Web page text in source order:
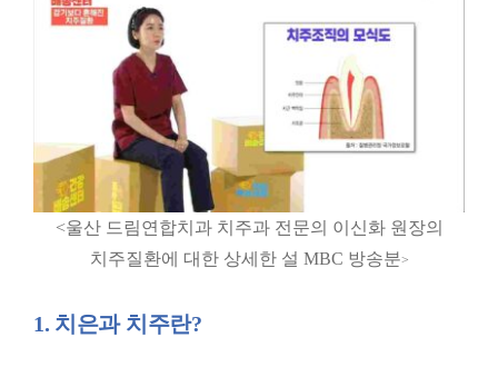
<울산 드림연합치과 치주과 전문의 이신화 원장의
치주질환에 대한 상세한 설 MBC 방송분>
1. 치은과 치주란?